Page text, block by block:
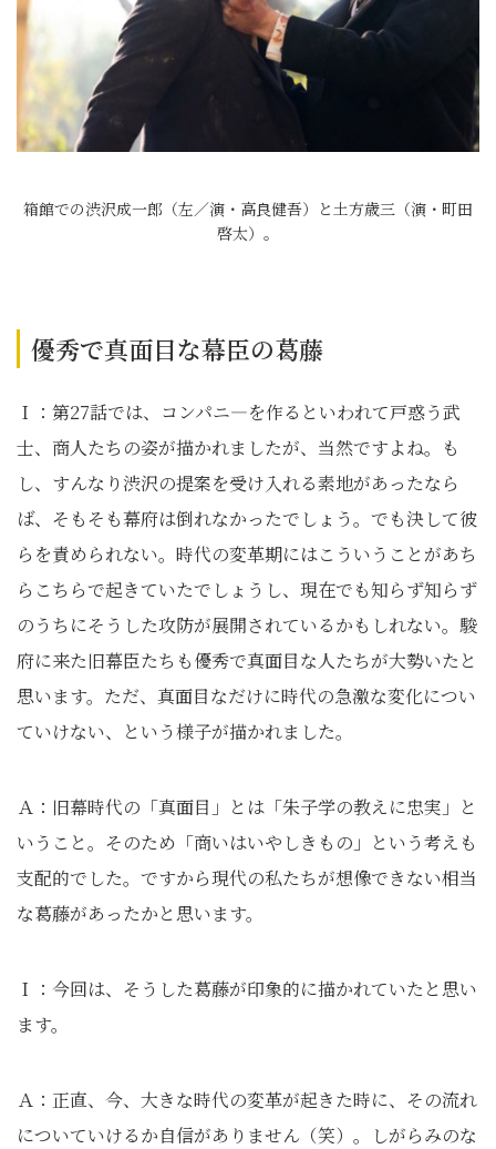
箱館での渋沢成一郎（左／演・高良健吾）と土方歳三（演・町田
啓太）。
優秀で真面目な幕臣の葛藤
Ｉ：第27話では、コンパニ―を作るといわれて戸惑う武
士、商人たちの姿が描かれましたが、当然ですよね。も
し、すんなり渋沢の提案を受け入れる素地があったなら
ば、そもそも幕府は倒れなかったでしょう。でも決して彼
らを責められない。時代の変革期にはこういうことがあち
らこちらで起きていたでしょうし、現在でも知らず知らず
のうちにそうした攻防が展開されているかもしれない。駿
府に来た旧幕臣たちも優秀で真面目な人たちが大勢いたと
思います。ただ、真面目なだけに時代の急激な変化につい
ていけない、という様子が描かれました。
Ａ：旧幕時代の「真面目」とは「朱子学の教えに忠実」と
いうこと。そのため「商いはいやしきもの」という考えも
支配的でした。ですから現代の私たちが想像できない相当
な葛藤があったかと思います。
Ｉ：今回は、そうした葛藤が印象的に描かれていたと思い
ます。
Ａ：正直、今、大きな時代の変革が起きた時に、その流れ
についていけるか自信がありません（笑）。しがらみのな